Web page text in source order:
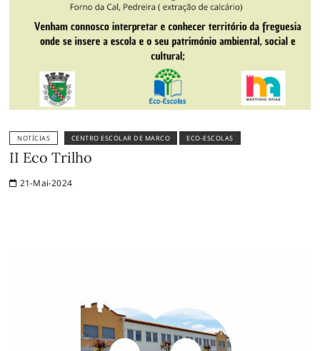
NOTÍCIAS CENTRO ESCOLAR DE MARCO ECO-ESCOLAS
II Eco Trilho
21-Mai-2024